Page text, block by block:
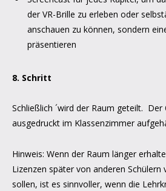
der VR-Brille zu erleben oder
anschauen zu können, sondern
präsentieren
8. Schritt
Schließlich ´wird der Raum geteilt. Der
ausgedruckt im Klassenzimmer
Hinweis: Wenn der Raum länger
Lizenzen später von anderen Schülern
sollen, ist es sinnvoller, wenn die